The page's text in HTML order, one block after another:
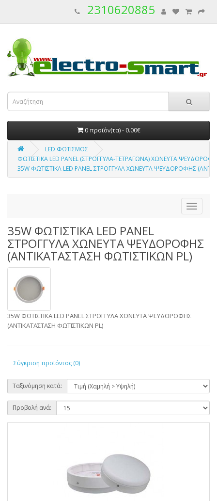
2310620885
0 προϊόν(τα) - 0.00€
LED ΦΩΤΙΣΜΟΣ
ΦΩΤΙΣΤΙΚΑ LED PANEL (ΣΤΡΟΓΓΥΛΑ-ΤΕΤΡΑΓΩΝΑ) ΧΩΝΕΥΤΑ
35W ΦΩΤΙΣΤΙΚΑ LED PANEL ΣΤΡΟΓΓΥΛΑ ΧΩΝΕΥΤΑ ΨΕΥΔΟΡΟΦΗΣ
35W ΦΩΤΙΣΤΙΚΑ LED PANEL
ΣΤΡΟΓΓΥΛΑ ΧΩΝΕΥΤΑ ΨΕΥΔΟΡΟΦΗΣ
(ΑΝΤΙΚΑΤΑΣΤΑΣΗ ΦΩΤΙΣΤΙΚΩΝ PL)
35W ΦΩΤΙΣΤΙΚΑ LED PANEL ΣΤΡΟΓΓΥΛΑ ΧΩΝΕΥΤΑ ΨΕΥΔΟΡΟΦΗΣ
(ΑΝΤΙΚΑΤΑΣΤΑΣΗ ΦΩΤΙΣΤΙΚΩΝ PL)
Σύγκριση προϊόντος (0)
Ταξινόμηση κατά:
Προβολή ανά: